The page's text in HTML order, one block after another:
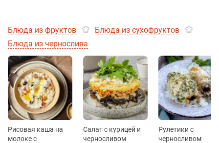
Блюда из фруктов
Блюда из сухофруктов
Блюда из чернослива
Рисовая каша на
молоке с
Салат с курицей и
черносливом
Рулетики с
черносливом